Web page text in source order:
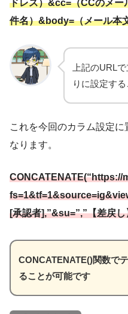
ドレス）&cc=（CCのメー
件名）&body=（メール本
上記のURL
りに設定す
これを今回のカラム設定
なります。
[承認者],”&su=”,”【差戻
CONCATENATE()関数で
ることが可能です